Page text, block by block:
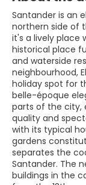
Santander is an
northern side of
it's a lively place
historical place
and waterside
neighbourhood,
holiday spot for
belle-époque
parts of the city,
quality and
with its typical
gardens
separates the
Santander. The
buildings in the